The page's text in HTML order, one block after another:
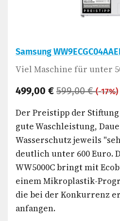
Samsung
Viel Maschine für unter
499,00 € 599,00 €(-17%)
Der Preistipp der Stiftung
gute Waschleistung,
Wasserschutz jeweils
deutlich unter 600 Euro.
WW5000C bringt mit
einem Mikroplastik-
die bei der Konkurrenz
anfangen.